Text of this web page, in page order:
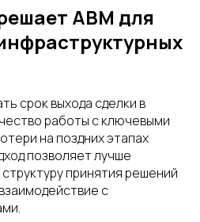
ABM для
срок выхода сделки в
работы с ключевыми
на поздних этапах
позволяет лучше
принятия решений
с